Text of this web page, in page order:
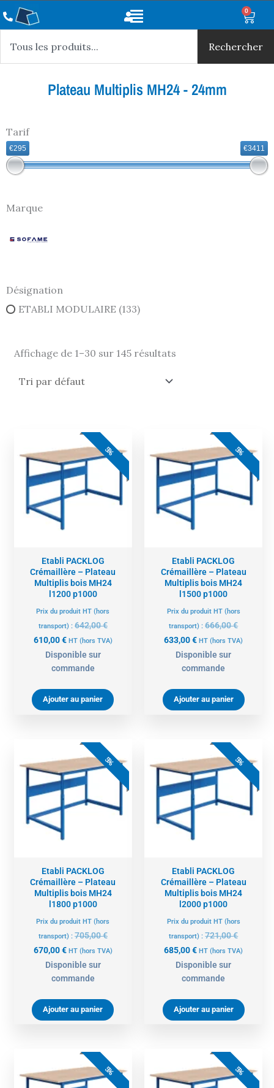
Aller
contenu
Main
0
Rechercher
Plateau Multiplis MH24 - 24mm
Tarif
€295 €3411
Marque
Désignation
ETABLI MODULAIRE (133)
Affichage de 1–30 sur 145 résultats
5%
Etabli PACKLOG
Crémaillère – Plateau
Multiplis bois MH24
l1200 p1000
Prix du produit HT (hors
transport) : 642,00€
prix
initial
était :
610,00€
prix
actuel
est :
610,00 €.
HT (hors TVA)
Disponible sur
commande
Ajouter au panier
5%
Etabli PACKLOG
Crémaillère – Plateau
Multiplis bois MH24
l1500 p1000
Prix du produit HT (hors
transport) :666,00€
prix
initial
était :
633,00€
prix
actuel
est :
633,00 €.
HT (hors TVA)
Disponible sur
commande
Ajouter au panier
5%
Etabli PACKLOG
Crémaillère – Plateau
Multiplis bois MH24
l1800 p1000
Prix du produit HT (hors
transport) : 705,00€
prix
initial
était :
670,00€
prix
actuel
est :
670,00 €.
HT (hors TVA)
Disponible sur
commande
Ajouter au panier
5%
Etabli PACKLOG
Crémaillère – Plateau
Multiplis bois MH24
l2000 p1000
Prix du produit HT (hors
transport) :721,00€
prix
initial
était :
685,00€
prix
actuel
est :
685,00 €.
HT (hors TVA)
Disponible sur
commande
Ajouter au panier
5%
prix
initial
prix
actuel
5%
prix
initial
prix
actuel